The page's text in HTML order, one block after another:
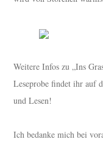
Weitere Infos zu „Ins
Leseprobe findet ihr auf
und Lesen!
Ich bedanke mich bei